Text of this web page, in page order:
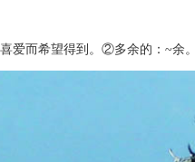
爱而希望得到。②多余的：~余